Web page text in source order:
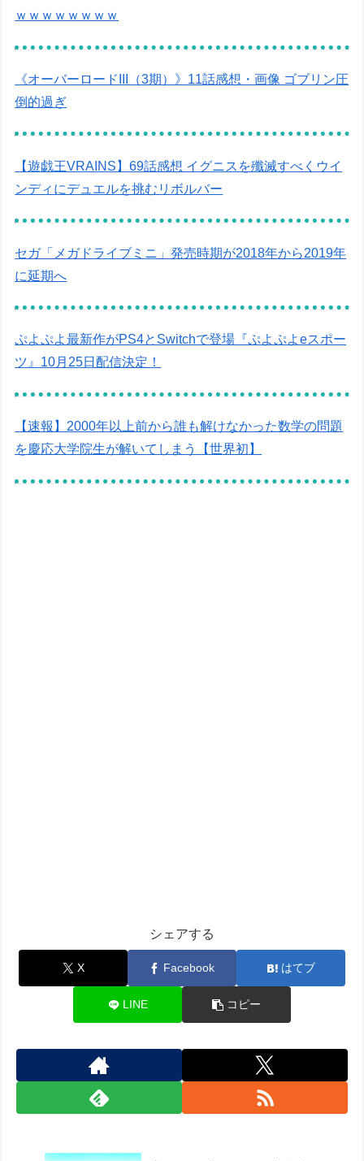
ｗｗｗｗｗｗｗｗ
《オーバーロードIII（3期）》11話感想・画像 ゴブリン圧
倒的過ぎ
【遊戯王VRAINS】69話感想 イグニスを殲滅すべくウイ
ンディにデュエルを挑むリボルバー
セガ「メガドライブミニ」発売時期が2018年から2019年
に延期へ
ぷよぷよ最新作がPS4とSwitchで登場『ぷよぷよeスポー
ツ』10月25日配信決定！
【速報】2000年以上前から誰も解けなかった数学の問題
を慶応大学院生が解いてしまう【世界初】
シェアする
X Facebook はてブ
LINE コピー